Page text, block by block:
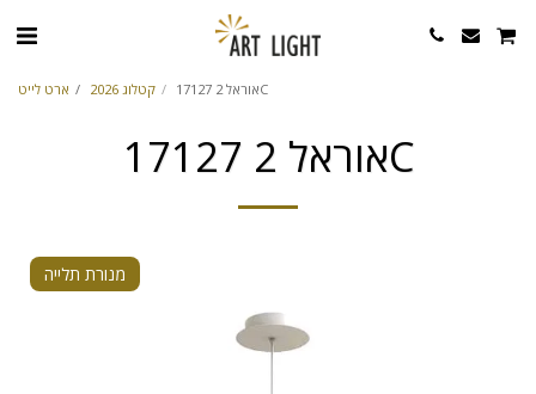
ארט לייט קטלוג 2026 אוראל 2 17127C
אוראל 2 17127C
מנורת תלייה